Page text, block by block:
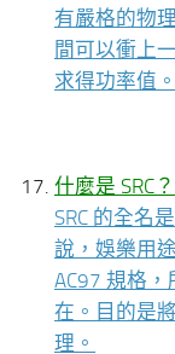
有嚴格的物
間可以衝上
求得功率值。
什麼是 SRC？
SRC 的全名
說，娛樂用
AC97 規格，
在。目的是
理。